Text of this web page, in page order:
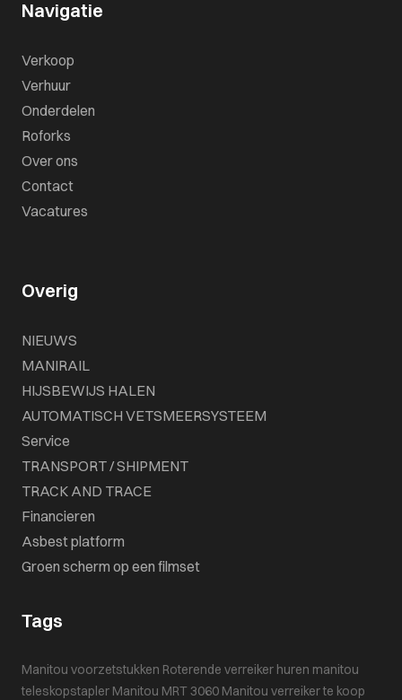
Navigatie
Verkoop
Verhuur
Onderdelen
Roforks
Over ons
Contact
Vacatures
Overig
NIEUWS
MANIRAIL
HIJSBEWIJS HALEN
AUTOMATISCH VETSMEERSYSTEEM
Service
TRANSPORT / SHIPMENT
TRACK AND TRACE
Financieren
Asbest platform
Groen scherm op een filmset
Tags
Manitou voorzetstukken Roterende verreiker huren manitou
teleskopstapler Manitou MRT 3060 Manitou verreiker te koop